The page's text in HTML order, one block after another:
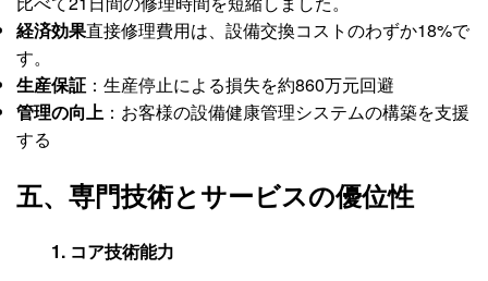
経済効果直接修理費用は、設備交換コストのわずか18%で
す。
生産保証 ：生産停止による損失を約860万元回避
管理の向上 ：お客様の設備健康管理システムの構築を支援
する
五、専門技術とサービスの優位性
1. コア技術能力